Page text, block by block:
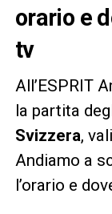
orario e
tv
All’ESPRIT
la partita
Svizzera,
Andiamo a
l’orario e